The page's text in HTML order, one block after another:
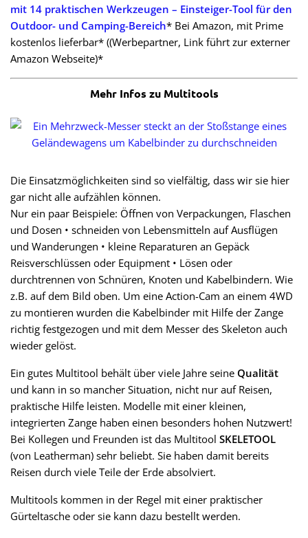
mit 14 praktischen Werkzeugen – Einsteiger-Tool für den
Outdoor- und Camping-Bereich* Bei Amazon, mit Prime
kostenlos lieferbar* ((Werbepartner, Link führt zur externer
Amazon Webseite)*
Mehr Infos zu Multitools
Die Einsatzmöglichkeiten sind so vielfältig, dass wir sie hier
gar nicht alle aufzählen können.
Nur ein paar Beispiele: Öffnen von Verpackungen, Flaschen
und Dosen • schneiden von Lebensmitteln auf Ausflügen
und Wanderungen • kleine Reparaturen an Gepäck
Reisverschlüssen oder Equipment • Lösen oder
durchtrennen von Schnüren, Knoten und Kabelbindern. Wie
z.B. auf dem Bild oben. Um eine Action-Cam an einem 4WD
zu montieren wurden die Kabelbinder mit Hilfe der Zange
richtig festgezogen und mit dem Messer des Skeleton auch
wieder gelöst.
Ein gutes Multitool behält über viele Jahre seine Qualität
und kann in so mancher Situation, nicht nur auf Reisen,
praktische Hilfe leisten. Modelle mit einer kleinen,
integrierten Zange haben einen besonders hohen Nutzwert!
Bei Kollegen und Freunden ist das Multitool SKELETOOL
(von Leatherman) sehr beliebt. Sie haben damit bereits
Reisen durch viele Teile der Erde absolviert.
Multitools kommen in der Regel mit einer praktischer
Gürteltasche oder sie kann dazu bestellt werden.